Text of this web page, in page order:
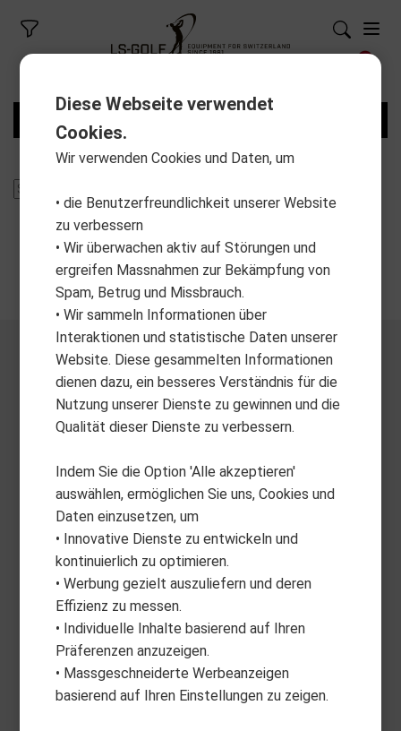
Sie können die Produkte bei Ihrem Fachhändler abholen
Direktversand zu Ihnen nach Hause
direkt nach Hause
Diese Webseite verwendet
Cookies.
Wir verwenden Cookies und Daten, um
• die Benutzerfreundlichkeit unserer Website
zu verbessern
• Wir überwachen aktiv auf Störungen und
ergreifen Massnahmen zur Bekämpfung von
Spam, Betrug und Missbrauch.
• Wir sammeln Informationen über
Interaktionen und statistische Daten unserer
Website. Diese gesammelten Informationen
dienen dazu, ein besseres Verständnis für die
Nutzung unserer Dienste zu gewinnen und die
Qualität dieser Dienste zu verbessern.
Indem Sie die Option 'Alle akzeptieren'
auswählen, ermöglichen Sie uns, Cookies und
Daten einzusetzen, um
• Innovative Dienste zu entwickeln und
kontinuierlich zu optimieren.
• Werbung gezielt auszuliefern und deren
Effizienz zu messen.
• Individuelle Inhalte basierend auf Ihren
Präferenzen anzuzeigen.
• Massgeschneiderte Werbeanzeigen
basierend auf Ihren Einstellungen zu zeigen.